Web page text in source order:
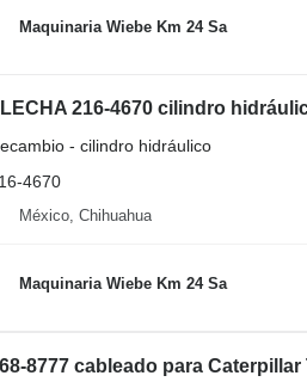
Maquinaria Wiebe Km 24 Sa
216-4670 cilindro
- cilindro hidráulico
4670
México, Chihuahua
Maquinaria Wiebe Km 24 Sa
8777 cableado para